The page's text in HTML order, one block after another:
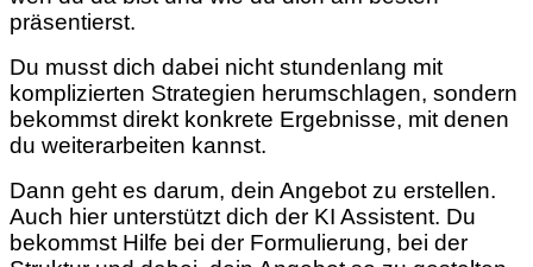
präsentierst.
Du musst dich dabei nicht stundenlang mit
komplizierten Strategien herumschlagen, sondern
bekommst direkt konkrete Ergebnisse, mit denen
du weiterarbeiten kannst.
Dann geht es darum, dein Angebot zu erstellen.
Auch hier unterstützt dich der KI Assistent. Du
bekommst Hilfe bei der Formulierung, bei der